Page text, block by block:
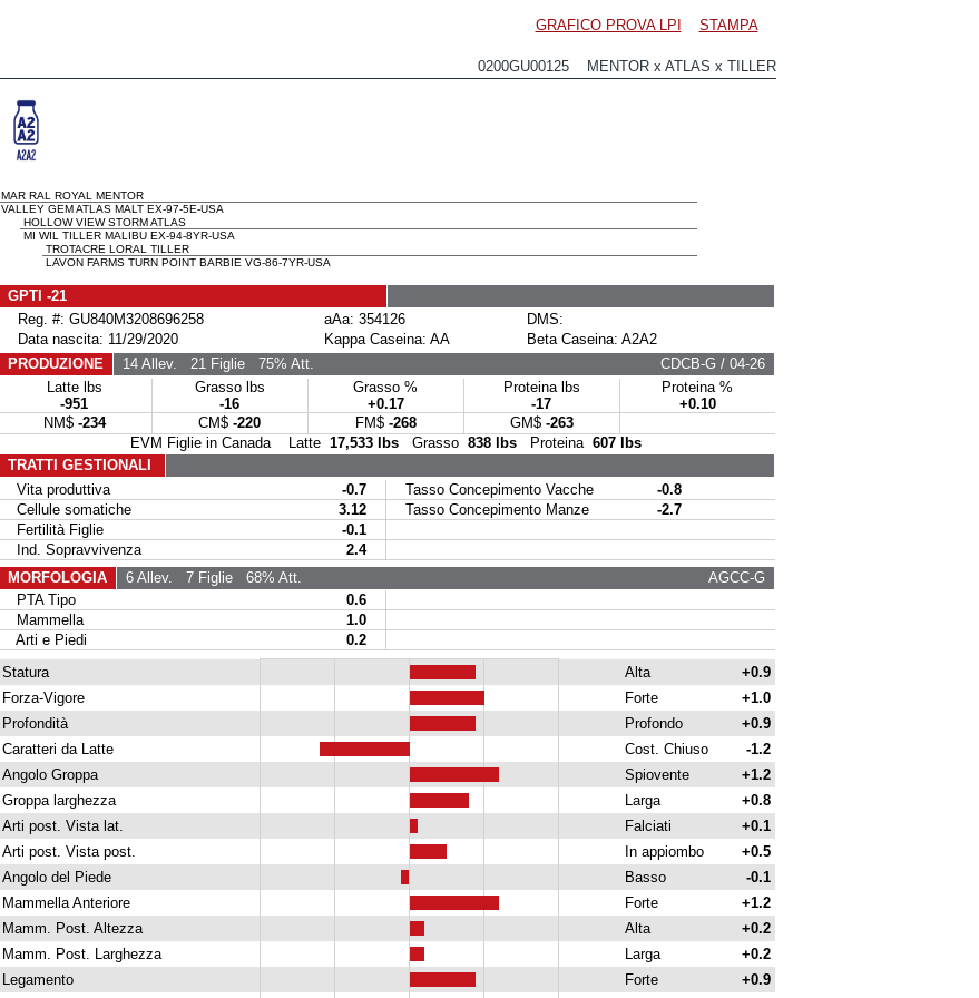
GRAFICO PROVA LPI STAMPA
0200GU00125 MENTOR x ATLAS x TILLER
MAR RAL ROYAL MENTOR
VALLEY GEM ATLAS MALT EX-97-5E-USA
HOLLOW VIEW STORM ATLAS
MI WIL TILLER MALIBU EX-94-8YR-USA
TROTACRE LORAL TILLER
LAVON FARMS TURN POINT BARBIE VG-86-7YR-USA
GPTI -21
Reg. #: GU840M3208696258
aAa: 354126
DMS:
Data nascita: 11/29/2020
Kappa Caseina: AA
Beta Caseina: A2A2
PRODUZIONE
14 Allev. 21 Figlie75% Att.
CDCB-G / 04-26
Latte lbs
-951
Grasso lbs
-16
Grasso %
+0.17
Proteina lbs
-17
Proteina %
+0.10
NM$ -234 CM$ -220 FM$ -268 GM$ -263
EVM Figlie in Canada Latte 17,533 lbs Grasso 838 lbs Proteina 607 lbs
TRATTI GESTIONALI
Vita produttiva
-0.7 Tasso Concepimento Vacche
-0.8
Cellule somatiche
3.12 Tasso Concepimento Manze
-2.7
Fertilità Figlie
-0.1
Ind. Sopravvivenza
2.4
MORFOLOGIA
6 Allev. 7 Figlie68% Att.
AGCC-G
PTA Tipo
0.6
Mammella
1.0
Arti e Piedi
0.2
Statura
Alta
+0.9
Forza-Vigore
Forte
+1.0
Profondità
Profondo
+0.9
Caratteri da Latte
Cost. Chiuso
-1.2
Angolo Groppa
Spiovente
+1.2
Groppa larghezza
Larga
+0.8
Arti post. Vista lat.
Falciati
+0.1
Arti post. Vista post.
In appiombo
+0.5
Angolo del Piede
Basso
-0.1
Mammella Anteriore
Forte
+1.2
Mamm. Post. Altezza
Alta
+0.2
Mamm. Post. Larghezza
Larga
+0.2
Legamento
Forte
+0.9